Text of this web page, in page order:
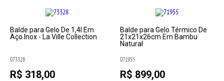
Balde para Gelo De 1,4l Em
Aço Inox - La Ville Collection
073328
R$ 318,00
Balde para Gelo Térmico De
21x21x26cm Em Bambu
Natural
071955
R$ 899,00